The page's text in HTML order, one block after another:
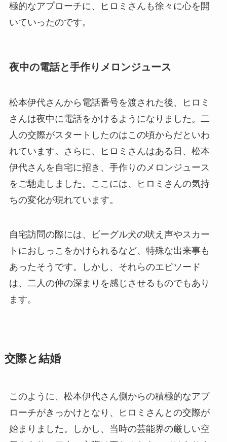
極的なアプローチに、ヒロミさんも徐々に心を開
いていったのです。
夜中の電話と手作りメロンジュース
松本伊代さんから電話番号を渡された後、ヒロミ
さんは夜中に電話をかけるようになりました。二
人の交際がスタートしたのはこの頃からだといわ
れています。さらに、ヒロミさんはある日、松本
伊代さんを自宅に招き、手作りのメロンジュース
をご馳走しました。ここには、ヒロミさんの気持
ちの変化が現れています。
自宅訪問の際には、ビーグル犬の吠え声やスカー
トにおしっこをかけられるなど、特殊な出来事も
あったそうです。しかし、それらのエピソード
は、二人の仲の深まりを感じさせるものでもあり
ます。
交際と結婚
このように、松本伊代さん側からの積極的なアプ
ローチがきっかけとなり、ヒロミさんとの交際が
始まりました。しかし、当時の芸能界の厳しい空